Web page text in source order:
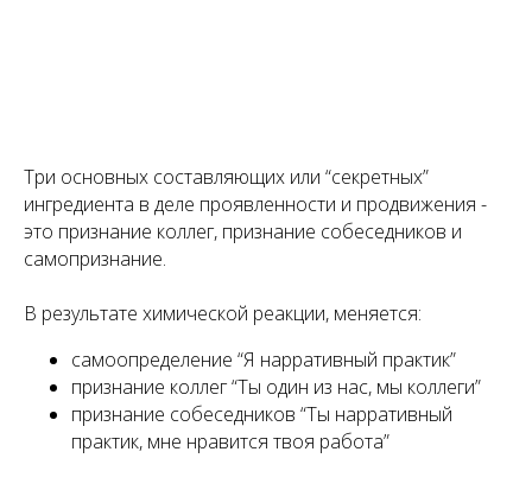
Три основных составляющих или “секретных”
ингредиента в деле проявленности и продвижения -
это признание коллег, признание собеседников и
самопризнание.
В результате химической реакции, меняется:
самоопределение “Я нарративный практик”
признание коллег “Ты один из нас, мы коллеги”
признание собеседников “Ты нарративный
практик, мне нравится твоя работа”